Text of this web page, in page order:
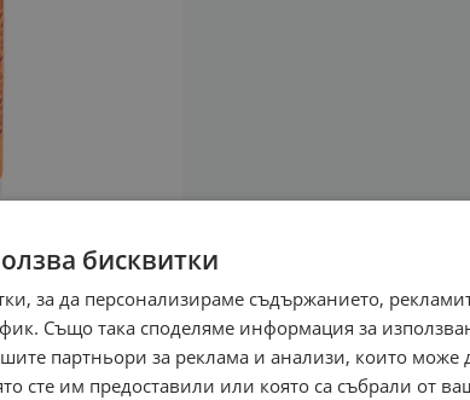
бисквитки
за да персонализираме съдържанието,
Също така споделяме информация за
партньори за реклама и анализи, които може
сте им предоставили или която са събрали от